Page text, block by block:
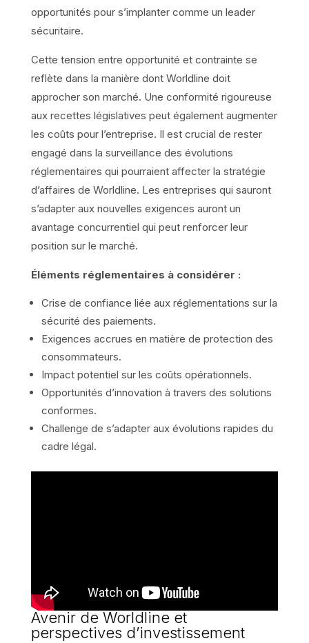
opportunités pour s’implanter comme un leader
sécuritaire.
Cette tension entre opportunité et contrainte se
reflète dans la manière dont Worldline doit
approcher son marché. Une conformité rigoureuse
aux recettes législatives peut également augmenter
les coûts pour l’entreprise. Il est crucial de rester
engagé dans la surveillance des évolutions
réglementaires qui pourraient affecter la stratégie
d’affaires de Worldline. Les entreprises qui sauront
s’adapter aux nouvelles exigences auront un
avantage concurrentiel qui peut renforcer leur
position sur le marché.
Éléments réglementaires à considérer :
Crise de confiance liée aux réglementations sur la
sécurité des paiements.
Exigences accrues en matière de protection des
consommateurs.
Impact potentiel sur les coûts opérationnels.
Opportunités d’innovation à travers des solutions
conformes.
Challenge de s’adapter aux évolutions rapides du
cadre légal.
Avenir de Worldline et
perspectives d’investissement